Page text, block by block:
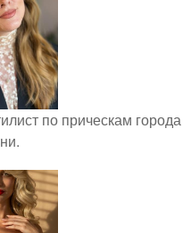
по прическам города